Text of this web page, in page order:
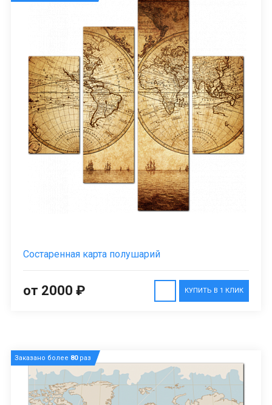
Состаренная карта полушарий
КУПИТЬ В 1 КЛИК
от 2000 ₽
Заказано более 80раз